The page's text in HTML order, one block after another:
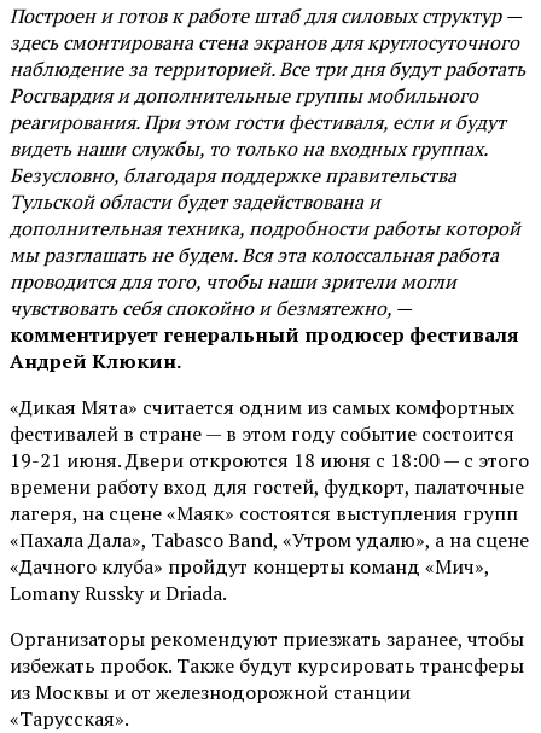
Построен и готов к работе штаб для силовых структур —
здесь смонтирована стена экранов для круглосуточного
наблюдение за территорией. Все три дня будут работать
Росгвардия и дополнительные группы мобильного
реагирования. При этом гости фестиваля, если и будут
видеть наши службы, то только на входных группах.
Безусловно, благодаря поддержке правительства
Тульской области будет задействована и
дополнительная техника, подробности работы которой
мы разглашать не будем. Вся эта колоссальная работа
проводится для того, чтобы наши зрители могли
чувствовать себя спокойно и безмятежно, —
комментирует генеральный продюсер фестиваля
Андрей Клюкин.
«Дикая Мята» считается одним из самых комфортных
фестивалей в стране — в этом году событие состоится
19-21 июня. Двери откроются 18 июня с 18:00 — с этого
времени работу вход для гостей, фудкорт, палаточные
лагеря, на сцене «Маяк» состоятся выступления групп
«Пахала Дала», Tabasco Band, «Утром удалю», а на сцене
«Дачного клуба» пройдут концерты команд «Мич»,
Lomany Russky и Driada.
Организаторы рекомендуют приезжать заранее, чтобы
избежать пробок. Также будут курсировать трансферы
из Москвы и от железнодорожной станции
«Тарусская».